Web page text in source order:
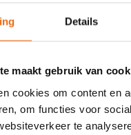
Details
maakt gebruik van
cookies om content en
om functies voor
te
betalen met: